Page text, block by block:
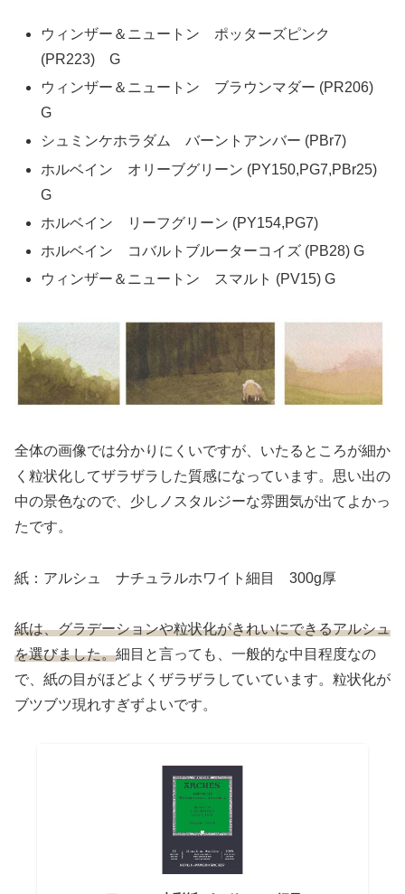
ウィンザー＆ニュートン ポッターズピンク
(PR223) G
ウィンザー＆ニュートン ブラウンマダー (PR206)
G
シュミンケホラダム バーントアンバー (PBr7)
ホルベイン オリーブグリーン (PY150,PG7,PBr25)
G
ホルベイン リーフグリーン (PY154,PG7)
ホルベイン コバルトブルーターコイズ (PB28) G
ウィンザー＆ニュートン スマルト (PV15) G
全体の画像では分かりにくいですが、いたるところが細か
く粒状化してザラザラした質感になっています。思い出の
中の景色なので、少しノスタルジーな雰囲気が出てよかっ
たです。
紙：アルシュ ナチュラルホワイト細目 300g厚
紙は、グラデーションや粒状化がきれいにできるアルシュ
を選びました。細目と言っても、一般的な中目程度なの
で、紙の目がほどよくザラザラしていています。粒状化が
ブツブツ現れすぎずよいです。